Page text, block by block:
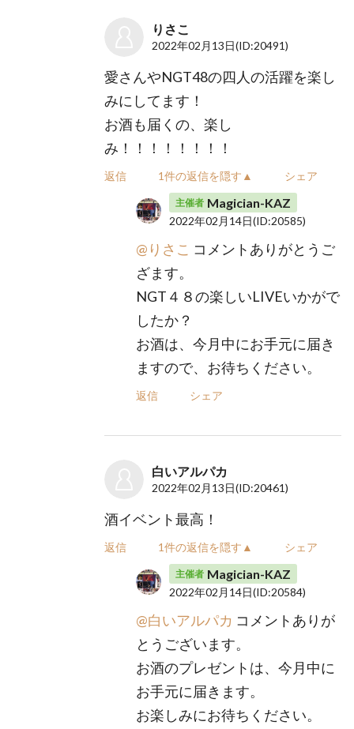
りさこ
2022年02月13日(ID:20491)
愛さんやNGT48の四人の活躍を楽し
みにしてます！
お酒も届くの、楽し
み！！！！！！！！
返信 1件の返信を隠す▲ シェア
主催者 Magician-KAZ
2022年02月14日(ID:20585)
@りさこ コメントありがとうご
ざます。
NGT４８の楽しいLIVEいかがで
したか？
お酒は、今月中にお手元に届き
ますので、お待ちください。
返信 シェア
白いアルパカ
2022年02月13日(ID:20461)
酒イベント最高！
返信 1件の返信を隠す▲ シェア
主催者 Magician-KAZ
2022年02月14日(ID:20584)
@白いアルパカ コメントありが
とうございます。
お酒のプレゼントは、今月中に
お手元に届きます。
お楽しみにお待ちください。